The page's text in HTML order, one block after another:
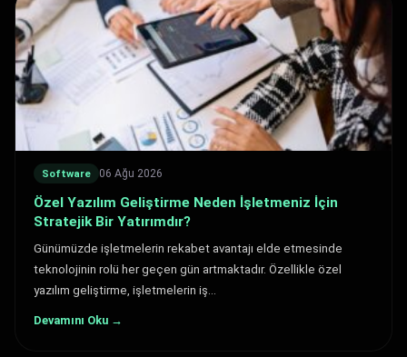
Software 06 Ağu 2026
Özel Yazılım Geliştirme Neden İşletmeniz İçin
Stratejik Bir Yatırımdır?
Günümüzde işletmelerin rekabet avantajı elde etmesinde
teknolojinin rolü her geçen gün artmaktadır. Özellikle özel
yazılım geliştirme, işletmelerin iş…
Devamını Oku →